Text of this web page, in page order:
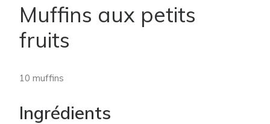
Muffins aux petits
fruits
10 muffins
Ingrédients